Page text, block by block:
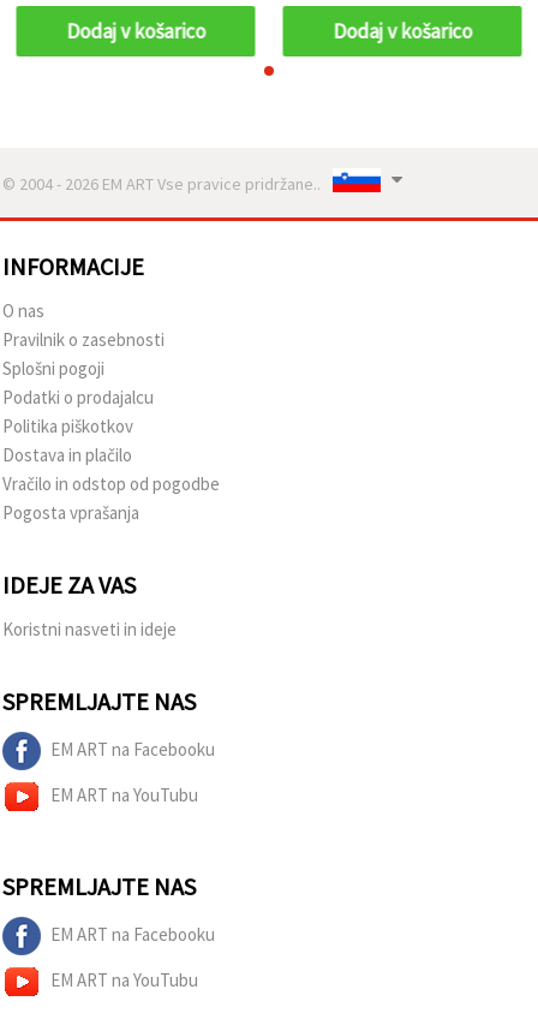
Dodaj v košarico Dodaj v košarico
© 2004 - 2026 EM ART Vse pravice pridržane..
INFORMACIJE
O nas
Pravilnik o zasebnosti
Splošni pogoji
Podatki o prodajalcu
Politika piškotkov
Dostava in plačilo
Vračilo in odstop od pogodbe
Pogosta vprašanja
IDEJE ZA VAS
Koristni nasveti in ideje
SPREMLJAJTE NAS
EM ART na Facebooku
EM ART na YouTubu
SPREMLJAJTE NAS
EM ART na Facebooku
EM ART na YouTubu